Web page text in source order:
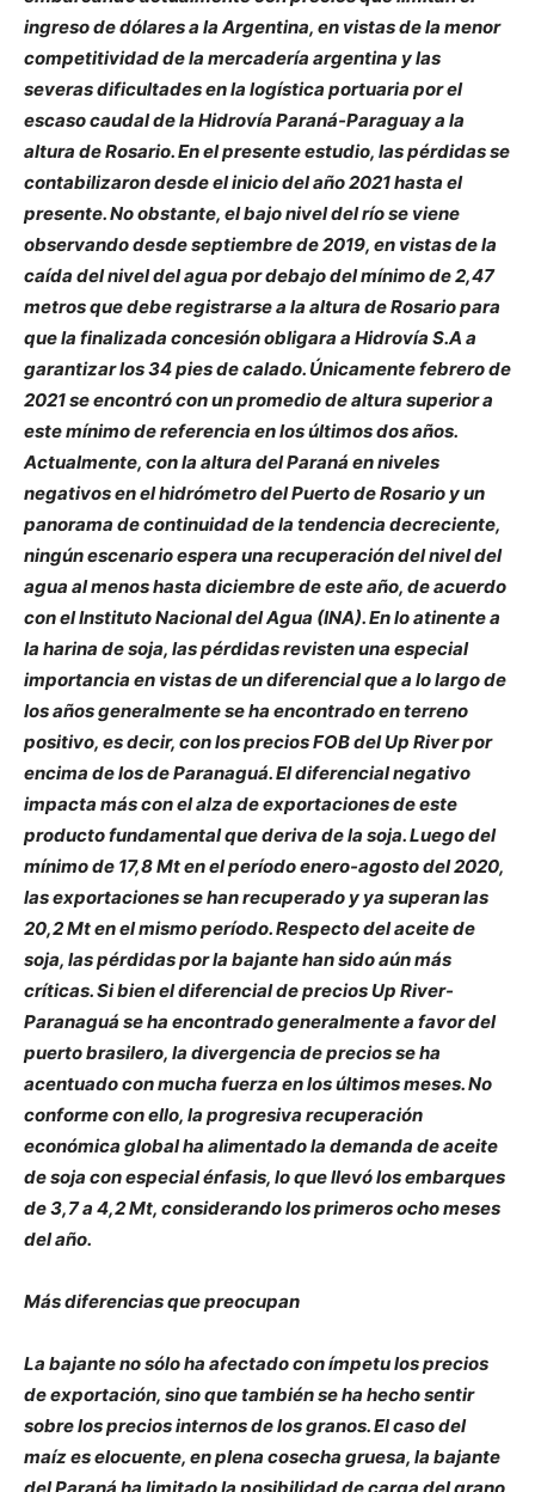
ingreso de dólares a la Argentina, en vistas de la menor
competitividad de la mercadería argentina y las
severas dificultades en la logística portuaria por el
escaso caudal de la Hidrovía Paraná-Paraguay a la
altura de Rosario. En el presente estudio, las pérdidas se
contabilizaron desde el inicio del año 2021 hasta el
presente. No obstante, el bajo nivel del río se viene
observando desde septiembre de 2019, en vistas de la
caída del nivel del agua por debajo del mínimo de 2,47
metros que debe registrarse a la altura de Rosario para
que la finalizada concesión obligara a Hidrovía S.A a
garantizar los 34 pies de calado. Únicamente febrero de
2021 se encontró con un promedio de altura superior a
este mínimo de referencia en los últimos dos años.
Actualmente, con la altura del Paraná en niveles
negativos en el hidrómetro del Puerto de Rosario y un
panorama de continuidad de la tendencia decreciente,
ningún escenario espera una recuperación del nivel del
agua al menos hasta diciembre de este año, de acuerdo
con el Instituto Nacional del Agua (INA). En lo atinente a
la harina de soja, las pérdidas revisten una especial
importancia en vistas de un diferencial que a lo largo de
los años generalmente se ha encontrado en terreno
positivo, es decir, con los precios FOB del Up River por
encima de los de Paranaguá. El diferencial negativo
impacta más con el alza de exportaciones de este
producto fundamental que deriva de la soja. Luego del
mínimo de 17,8 Mt en el período enero-agosto del 2020,
las exportaciones se han recuperado y ya superan las
20,2 Mt en el mismo período. Respecto del aceite de
soja, las pérdidas por la bajante han sido aún más
críticas. Si bien el diferencial de precios Up River-
Paranaguá se ha encontrado generalmente a favor del
puerto brasilero, la divergencia de precios se ha
acentuado con mucha fuerza en los últimos meses. No
conforme con ello, la progresiva recuperación
económica global ha alimentado la demanda de aceite
de soja con especial énfasis, lo que llevó los embarques
de 3,7 a 4,2 Mt, considerando los primeros ocho meses
del año.
Más diferencias que preocupan
La bajante no sólo ha afectado con ímpetu los precios
de exportación, sino que también se ha hecho sentir
sobre los precios internos de los granos. El caso del
maíz es elocuente, en plena cosecha gruesa, la bajante